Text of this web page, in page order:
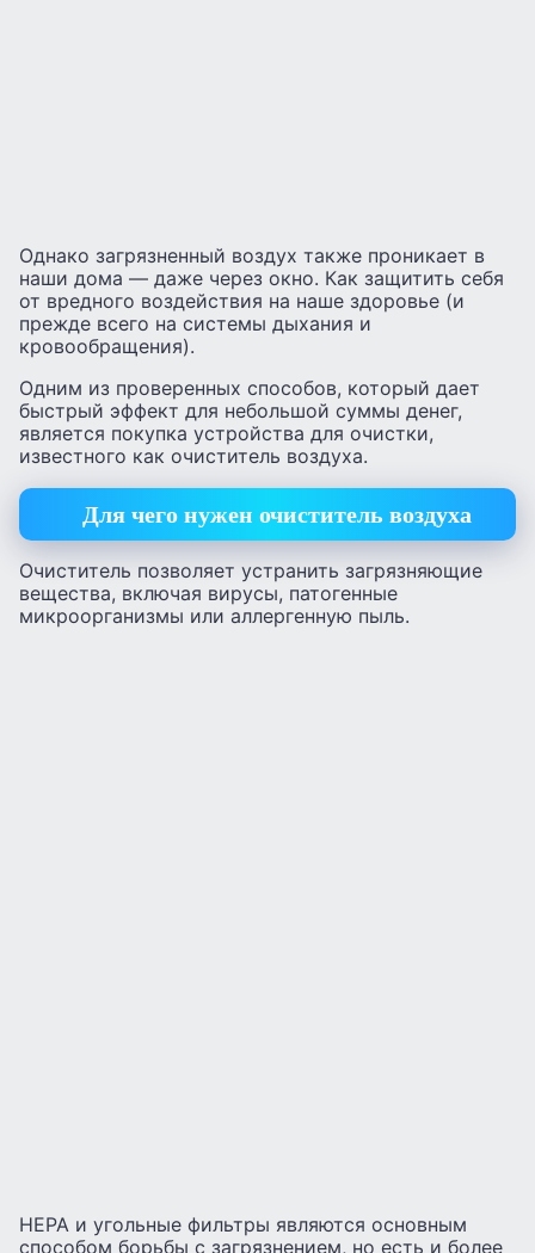
Однако загрязненный воздух также проникает в
наши дома — даже через окно. Как защитить себя
от вредного воздействия на наше здоровье (и
прежде всего на системы дыхания и
кровообращения).
Одним из проверенных способов, который дает
быстрый эффект для небольшой суммы денег,
является покупка устройства для очистки,
известного как очиститель воздуха.
Для чего нужен очиститель воздуха
Очиститель позволяет устранить загрязняющие
вещества, включая вирусы, патогенные
микроорганизмы или аллергенную пыль.
HEPA и угольные фильтры являются основным
способом борьбы с загрязнением, но есть и более